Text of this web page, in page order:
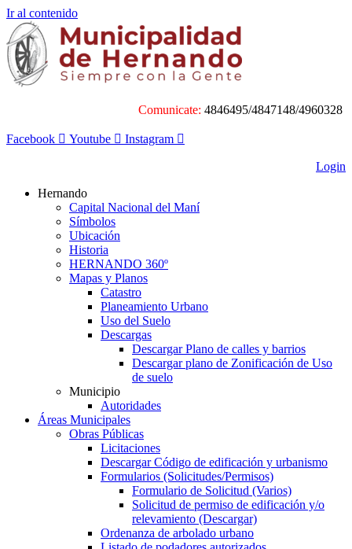
Ir al contenido
Comunicate: 4846495/4847148/4960328
Facebook Youtube Instagram
Login
Hernando
Capital Nacional del Maní
Símbolos
Ubicación
Historia
HERNANDO 360º
Mapas y Planos
Catastro
Planeamiento Urbano
Uso del Suelo
Descargas
Descargar Plano de calles y barrios
Descargar plano de Zonificación de Uso
de suelo
Municipio
Autoridades
Áreas Municipales
Obras Públicas
Licitaciones
Descargar Código de edificación y urbanismo
Formularios (Solicitudes/Permisos)
Formulario de Solicitud (Varios)
Solicitud de permiso de edificación y/o
relevamiento (Descargar)
Ordenanza de arbolado urbano